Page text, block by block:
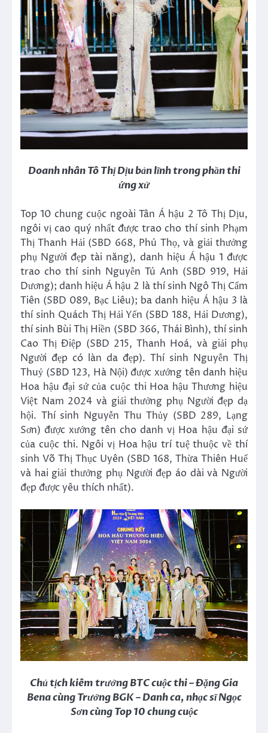
Doanh nhânTô Thị Dịu bản lĩnhtrong phần thi
ứng xử
Top 10 chung cuộc ngoài Tân Á hậu 2 Tô Thị Dịu,
ngôi vị cao quý nhất được trao cho thí sinh Phạm
Thị Thanh Hải (SBD 668, Phú Thọ, và giải thưởng
phụ Người đẹp tài năng), danh hiệu Á hậu 1 được
trao cho thí sinh Nguyễn Tú Anh (SBD 919, Hải
Dương); danh hiệu Á hậu 2 là thí sinh Ngô Thị Cẩm
Tiên (SBD 089, Bạc Liêu); ba danh hiệu Á hậu 3 là
thí sinh Quách Thị Hải Yến (SBD 188, Hải Dương),
thí sinh Bùi Thị Hiền (SBD 366, Thái Bình), thí sinh
Cao Thị Điệp (SBD 215, Thanh Hoá, và giải phụ
Người đẹp có làn da đẹp). Thí sinh Nguyễn Thị
Thuỷ (SBD 123, Hà Nội) được xướng tên danh hiệu
Hoa hậu đại sứ của cuộc thi Hoa hậu Thương hiệu
Việt Nam 2024 và giải thưởng phụ Người đẹp dạ
hội. Thí sinh Nguyễn Thu Thủy (SBD 289, Lạng
Sơn) được xướng tên cho danh vị Hoa hậu đại sứ
của cuộc thi. Ngôi vị Hoa hậu trí tuệ thuộc về thí
sinh Võ Thị Thục Uyên (SBD 168, Thừa Thiên Huế
và hai giải thưởng phụ Người đẹp áo dài và Người
đẹp được yêu thích nhất).
Chủ tịch kiêm trưởng BTC cuộc thi – Đặng Gia
Bena cùng Trưởng BGK – Danh ca, nhạc sĩ Ngọc
Sơn cùng Top 10 chung cuộc